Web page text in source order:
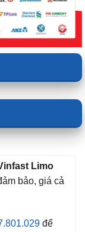
Limo
bảo, giá cả
để